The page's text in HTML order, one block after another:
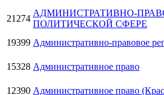
21274
АДМИНИСТРАТИВНО-
ПОЛИТИЧЕСКОЙ СФЕРЕ
19399 Административно-правовое
15328 Административное право
12390 Административное право